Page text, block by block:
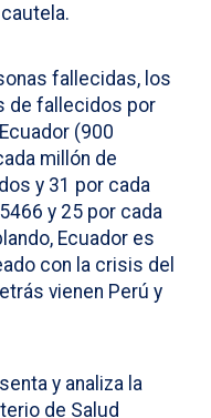
fallecidas, los
de fallecidos por
(900
millón de
y 31 por cada
y 25 por cada
Ecuador es
con la crisis del
vienen Perú y
y analiza la
de Salud